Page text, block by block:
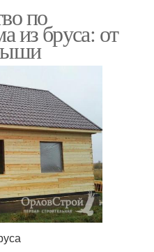
по
из бруса: от